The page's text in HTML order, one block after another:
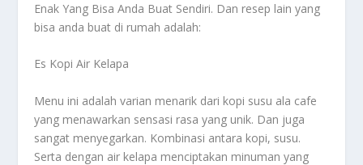
Enak Yang Bisa Anda Buat Sendiri. Dan resep lain yang
bisa anda buat di rumah adalah:
Es Kopi Air Kelapa
Menu ini adalah varian menarik dari kopi susu ala cafe
yang menawarkan sensasi rasa yang unik. Dan juga
sangat menyegarkan. Kombinasi antara kopi, susu.
Serta dengan air kelapa menciptakan minuman yang